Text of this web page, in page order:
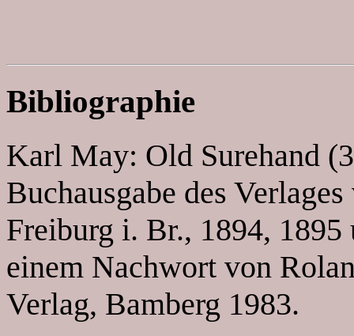
Bibliographie
Karl May: Old Surehand
Buchausgabe des
Freiburg i. Br., 1894, 1895
einem Nachwort von
Verlag, Bamberg 1983.